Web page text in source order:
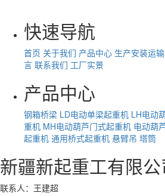
快速导航
首页 关于我们 产品中心 生产安装运输
言 联系我们 工厂实景
产品中心
钢箱桥梁 LD电动单梁起重机 LH电动
重机 MH电动葫芦门式起重机 电动葫
起重机 通用桥式起重机 悬臂吊 塔筒
新疆新起重工有限公
联系人：王建超